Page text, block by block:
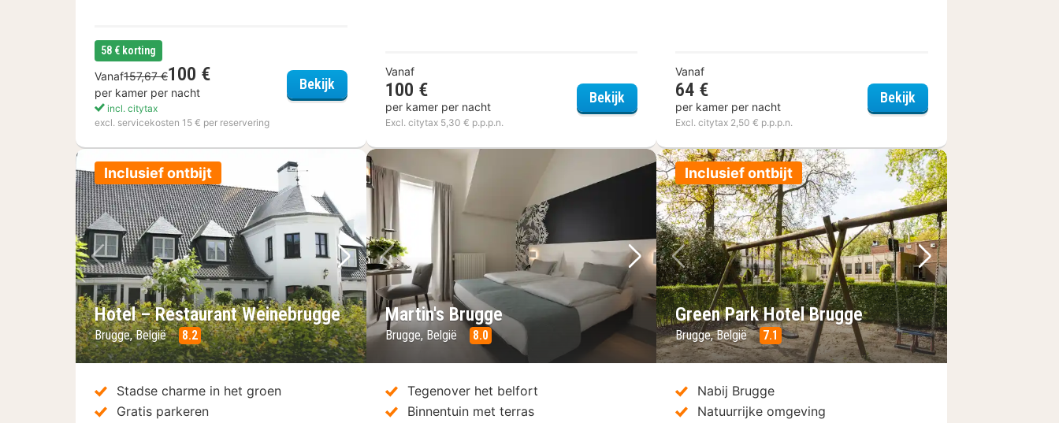
58 € korting
Vanaf157,67 €100 €
per kamer per nacht
incl. citytax
excl. servicekosten 15 € per reservering
BekijkHotel Butler
Vanaf
100 €
per kamer per nacht
Excl. citytax 5,30 € p.p.p.n.
Bekijk Royal Astrid
Vanaf
64 €
per kamer per nacht
Excl. citytax 2,50 € p.p.p.n.
BekijkIbis budget Brugge
Inclusief ontbijt
Vorige foto
Volgende foto
Hotel – Restaurant Weinebrugge
Brugge, België 8.2
Stadse charme in het groen
Gratis parkeren
Vorige foto
Volgende foto
Martin's Brugge
Brugge, België 8.0
Tegenover het belfort
Binnentuin met terras
Inclusief ontbijt
Vorige foto
Volgende foto
Green Park Hotel Brugge
Brugge, België 7.1
Nabij Brugge
Natuurrijke omgeving